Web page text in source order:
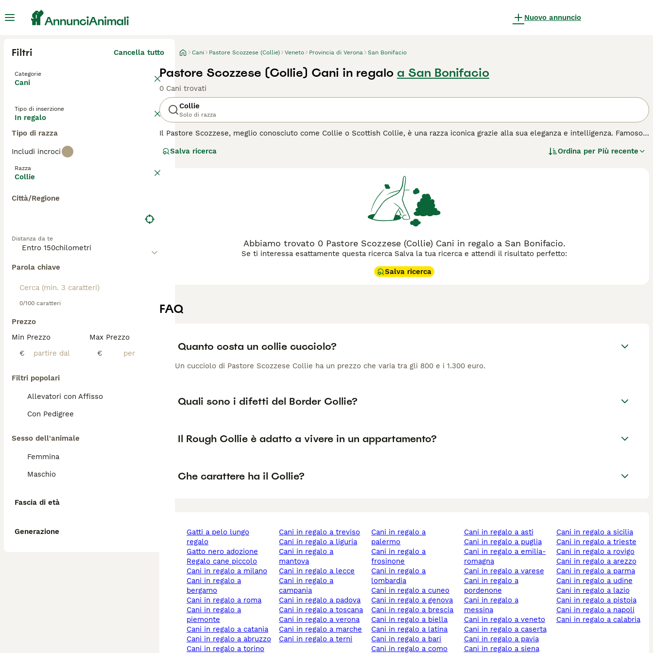
Nuovo annuncio
Filtri Cancella tutto
Categorie
Cani
Tipo di inserzione
In regalo
Tipo di razza
Includi incroci
Razza
Collie
Città/Regione
Distanza da te
Parola chiave
0/100 caratteri
Prezzo
Min Prezzo
€
Max Prezzo
€
Filtri popolari
Allevatori con Affisso
Con Pedigree
Sesso dell'animale
Femmina
Maschio
Fascia di età
Generazione
Cani Pastore Scozzese (Collie) Veneto Provincia di Verona San Bonifacio
Pastore Scozzese (Collie) Cani in regalo a San Bonifacio
0 Cani trovati
Collie
Solo di razza
Il Pastore Scozzese, meglio conosciuto come Collie o Scottish Collie, è una razza iconica grazie alla sua eleganza e intelligenza. Famoso
nobile. Originario della Scozia, dove era utilizzato per la conduzione e la custodia delle greggi, il Collie oggi è un compagno familiare per
sua famiglia, mostrando grande pazienza con i bambini. Richiede esercizio regolare e una cura attenta del pelo, ma soprattutto, necessita
di essere coinvolto nella vita di famiglia, per cui è meno adatto a uno stile di vita sedentario.
Pastore Scozzese è il cane ideale per te, leggi la guida all'acquisto
Salva ricerca Ordina per Più recente
Abbiamo trovato 0 Pastore Scozzese (Collie) Cani in regalo a San Bonifacio.
Se ti interessa esattamente questa ricerca Salva la tua ricerca e attendi il risultato perfetto:
Salva ricerca
FAQ
Quanto costa un collie cucciolo?
Un cucciolo di Pastore Scozzese Collie ha un prezzo che varia tra gli 800 e i 1.300 euro.
Quali sono i difetti del Border Collie?
Il Rough Collie è adatto a vivere in un appartamento?
Che carattere ha il Collie?
gatti a pelo lungo
regalo
gatto nero adozione
regalo cane piccolo
cani in regalo a milano
cani in regalo a
bergamo
cani in regalo a roma
cani in regalo a
piemonte
cani in regalo a catania
cani in regalo a abruzzo
cani in regalo a torino
cani in regalo a treviso
cani in regalo a liguria
cani in regalo a
mantova
cani in regalo a lecce
cani in regalo a
campania
cani in regalo a padova
cani in regalo a toscana
cani in regalo a verona
cani in regalo a marche
cani in regalo a terni
cani in regalo a
palermo
cani in regalo a
frosinone
cani in regalo a
lombardia
cani in regalo a cuneo
cani in regalo a genova
cani in regalo a brescia
cani in regalo a biella
cani in regalo a latina
cani in regalo a bari
cani in regalo a como
cani in regalo a asti
cani in regalo a puglia
cani in regalo a emilia-
romagna
cani in regalo a varese
cani in regalo a
pordenone
cani in regalo a
messina
cani in regalo a veneto
cani in regalo a caserta
cani in regalo a pavia
cani in regalo a siena
cani in regalo a sicilia
cani in regalo a trieste
cani in regalo a rovigo
cani in regalo a arezzo
cani in regalo a parma
cani in regalo a udine
cani in regalo a lazio
cani in regalo a pistoia
cani in regalo a napoli
cani in regalo a calabria